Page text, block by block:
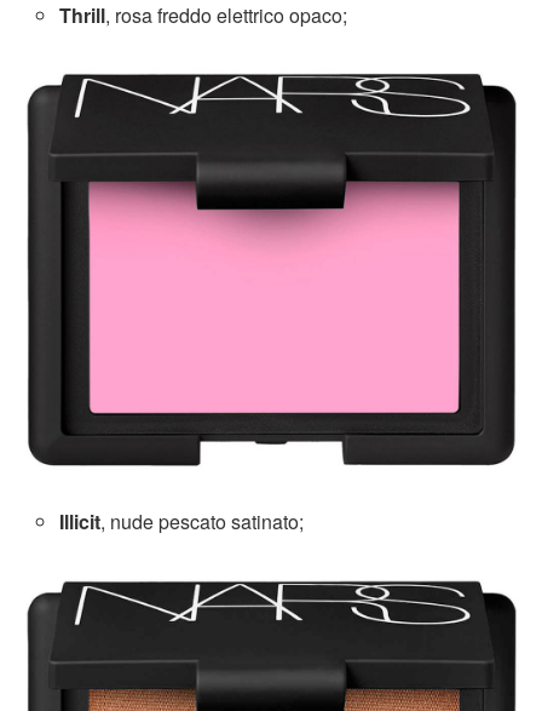
Thrill, rosa freddo elettrico opaco;
Illicit, nude pescato satinato;